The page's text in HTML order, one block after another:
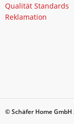
Qualität Standards
Reklamation
© Schäfer Home GmbH